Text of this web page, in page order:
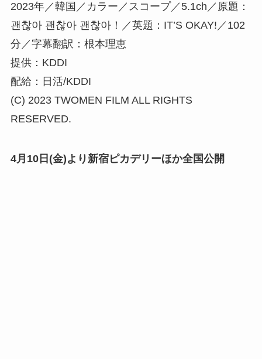
2023年／韓国／カラー／スコープ／5.1ch／原題：
괜찮아 괜찮아 괜찮아！／英題：IT’S OKAY!／102
分／字幕翻訳：根本理恵
提供：KDDI
配給：日活/KDDI
(C) 2023 TWOMEN FILM ALL RIGHTS
RESERVED.
4月10日(金)より新宿ピカデリーほか全国公開